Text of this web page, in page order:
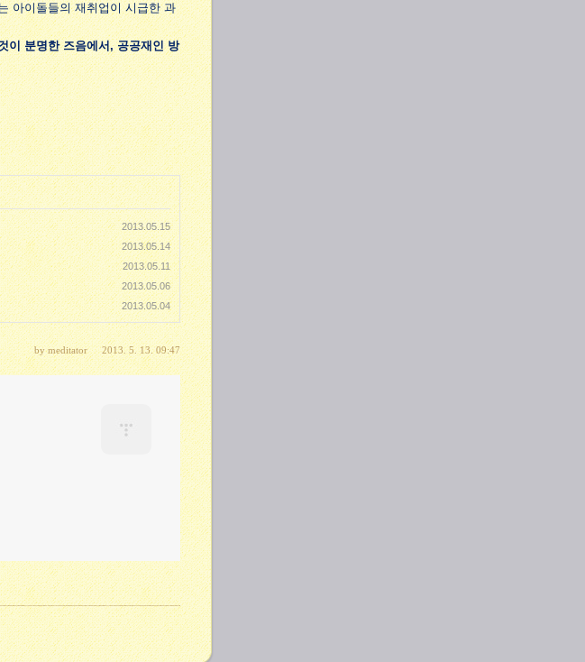
아이돌들의 재취업이 시급한 과
이 분명한 즈음에서, 공공재인 방
2013.05.15
2013.05.14
2013.05.11
2013.05.06
2013.05.04
bymeditator 2013. 5. 13. 09:47